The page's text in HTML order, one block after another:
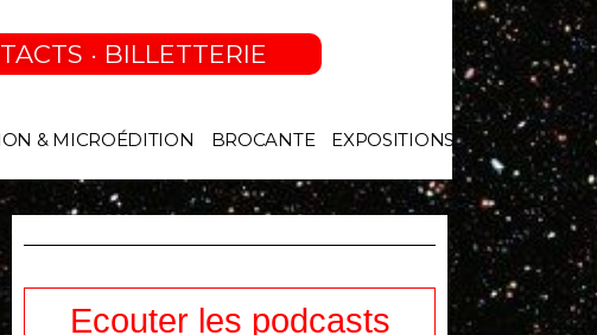
· BILLETTERIE
& MICROÉDITION BROCANTE EXPOSITIONS
Ecouter les podcasts